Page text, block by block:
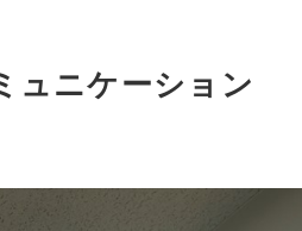
ニケーション